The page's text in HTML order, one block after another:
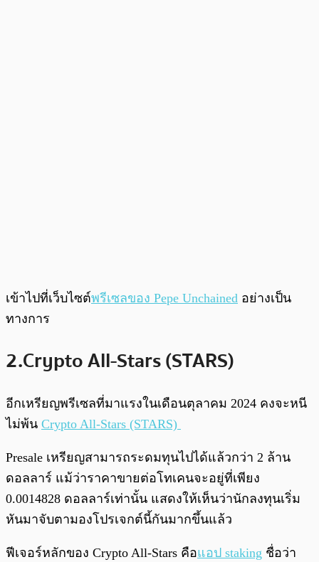
เข้าไปที่เว็บไซต์พรีเซลของ Pepe Unchained อย่างเป็น
ทางการ
2.Crypto All-Stars (STARS)
อีกเหรียญพรีเซลที่มาแรงในเดือนตุลาคม 2024 คงจะหนี
ไม่พ้น Crypto All-Stars (STARS)
Presale เหรียญสามารถระดมทุนไปได้แล้วกว่า 2 ล้าน
ดอลลาร์ แม้ว่าราคาขายต่อโทเคนจะอยู่ที่เพียง
0.0014828 ดอลลาร์เท่านั้น แสดงให้เห็นว่านักลงทุนเริ่ม
หันมาจับตามองโปรเจกต์นี้กันมากขึ้นแล้ว
ฟีเจอร์หลักของ Crypto All-Stars คือแอป staking ชื่อว่า